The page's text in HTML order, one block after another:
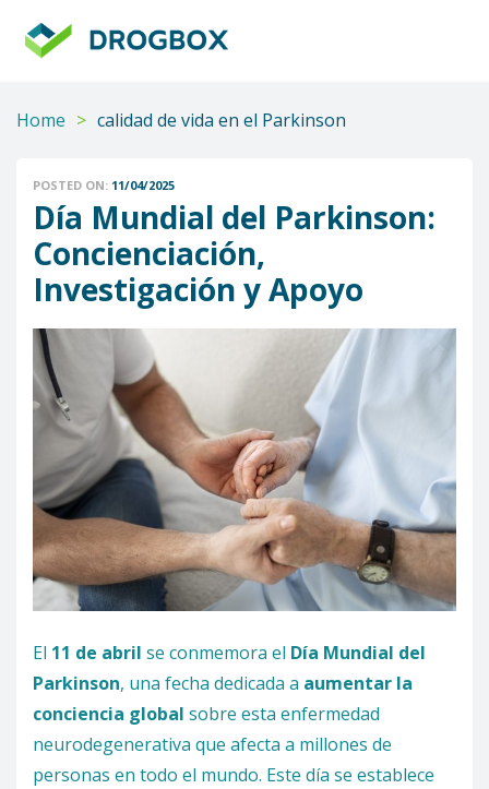
Home > calidad de vida en el Parkinson
POSTED ON: 11/04/2025
Día Mundial del Parkinson:
Concienciación,
Investigación y Apoyo
El 11 de abril se conmemora el Día Mundial del
Parkinson, una fecha dedicada a aumentar la
conciencia global sobre esta enfermedad
neurodegenerativa que afecta a millones de
personas en todo el mundo. Este día se establece